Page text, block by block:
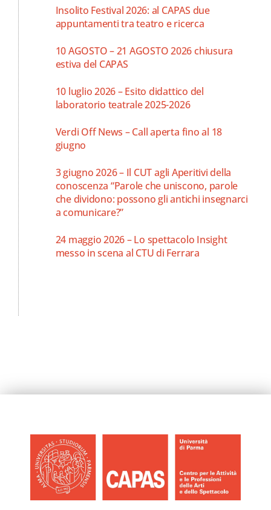
Insolito Festival 2026: al CAPAS due
appuntamenti tra teatro e ricerca
10 AGOSTO – 21 AGOSTO 2026 chiusura
estiva del CAPAS
10 luglio 2026 – Esito didattico del
laboratorio teatrale 2025-2026
Verdi Off News – Call aperta fino al 18
giugno
3 giugno 2026 – Il CUT agli Aperitivi della
conoscenza “Parole che uniscono, parole
che dividono: possono gli antichi insegnarci
a comunicare?”
24 maggio 2026 – Lo spettacolo Insight
messo in scena al CTU di Ferrara